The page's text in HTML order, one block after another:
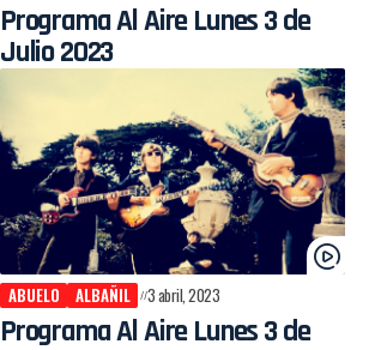
Programa Al Aire Lunes 3 de
Julio 2023
ABUELO ALBAÑIL 3 abril, 2023
Programa Al Aire Lunes 3 de